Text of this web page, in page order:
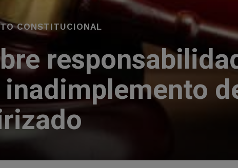
CONSTITUCIONAL